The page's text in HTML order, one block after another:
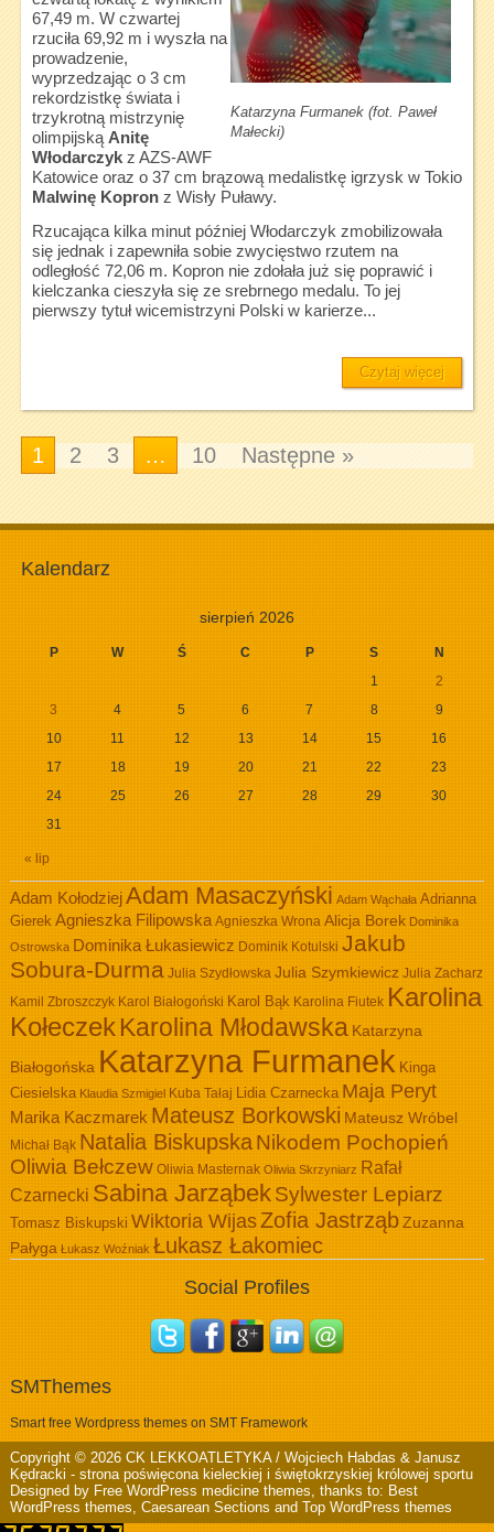
Katarzyna Furmanek (fot. Paweł
Małecki)
67,49 m. W czwartej
rzuciła 69,92 m i wyszła na
prowadzenie,
wyprzedzając o 3 cm
rekordzistkę świata i
trzykrotną mistrzynię
olimpijską Anitę
Włodarczykz AZS-AWF
Katowice oraz o 37 cm brązową medalistkę igrzysk w Tokio
Malwinę Kopronz Wisły Puławy.
Rzucająca kilka minut później Włodarczyk zmobilizowała
się jednak i zapewniła sobie zwycięstwo rzutem na
odległość 72,06 m. Kopron nie zdołała już się poprawić i
kielczanka cieszyła się ze srebrnego medalu. To jej
pierwszy tytuł wicemistrzyni Polski w karierze...
Czytaj więcej
1 2 3 … 10 Następne »
Kalendarz
sierpień 2026
P W Ś C P S N
« lip
1
2
3
4 5 6 7 8
9
10
11 12 13 14 15
16
17
18 19 20 21 22
23
24
25 26 27 28 29
30
31
Adam KołodziejAdam Masaczyński Adam Wąchała Adrianna
Gierek Agnieszka Filipowska Agnieszka Wrona Alicja Borek Dominika
Ostrowska Dominika Łukasiewicz Dominik Kotulski Jakub
Sobura-Durma Julia Szydłowska Julia Szymkiewicz Julia Zacharz
Kamil Zbroszczyk Karol Białogoński Karol Bąk Karolina Fiutek Karolina
KołeczekKarolina Młodawska Katarzyna
Białogońska Katarzyna Furmanek Kinga
Ciesielska Klaudia Szmigiel Kuba Tałaj Lidia Czarnecka Maja Peryt
Marika Kaczmarek Mateusz Borkowski Mateusz Wróbel
Michał Bąk Natalia BiskupskaNikodem Pochopień
Oliwia Bełczew Oliwia Masternak Oliwia Skrzyniarz Rafał
Czarnecki Sabina JarząbekSylwester Lepiarz
Tomasz Biskupski Wiktoria WijasZofia JastrząbZuzanna
Pałyga Łukasz Woźniak Łukasz Łakomiec
Social Profiles
SMThemes
Smart free Wordpress themes on SMT Framework
Copyright © 2026 CK LEKKOATLETYKA / Wojciech Habdas & Janusz
Kędracki - strona poświęcona kieleckiej i świętokrzyskiej królowej sportu
Designed by Free WordPress medicine themes , thanks to: Best
WordPress themes Caesarean Sections and Top WordPress themes